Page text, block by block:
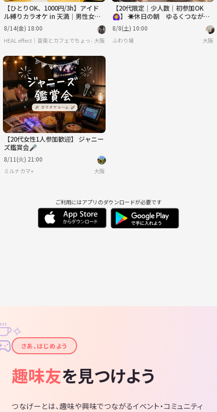
【ひとりOK、1000円/3h】アイド
ル縛りカラオケ in 天満｜男性女性
アイドル問わず
8/14(金) 18:00
HEAL effect｜音楽とカフェでちょっと楽になる会
大阪
【20代限定｜少人数｜初参加OK
🙆‍♀️】 ☀️休日の朝 ゆるくつなが
る“女性アイドル鑑賞会”🎬
8/8(土) 10:00
ふわり場 大阪
【20代女性1人参加歓迎】 ジャニー
ズ鑑賞会🎤
8/11(火) 21:00
ミルナカマ+ 大阪
ご利用にはアプリのダウンロードが必要です
✦
✧
さあ、はじめよう
趣味友を見つけよう
つなげーとは、趣味や興味でつながるイベント・コミュニティ